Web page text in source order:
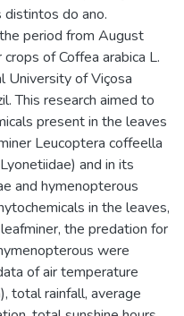
do ano.
period from August
of Coffea arabica L.
University of Viçosa
This research aimed to
present in the leaves
Leucoptera coffeella
and in its
and hymenopterous
in the leaves,
the predation for
were
of air temperature
total rainfall, average